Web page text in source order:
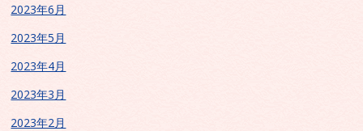
2023年6月
2023年5月
2023年4月
2023年3月
2023年2月